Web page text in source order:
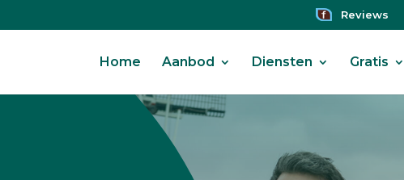
Reviews
Home Aanbod Diensten Gratis